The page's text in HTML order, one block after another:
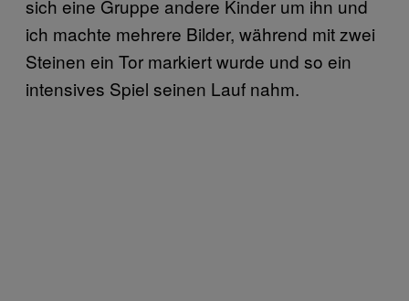
sich eine Gruppe andere Kinder um ihn und
ich machte mehrere Bilder, während mit zwei
Steinen ein Tor markiert wurde und so ein
intensives Spiel seinen Lauf nahm.